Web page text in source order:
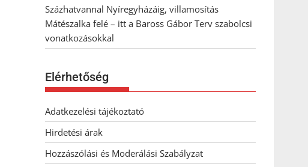
Százhatvannal Nyíregyházáig, villamosítás
Mátészalka felé – itt a Baross Gábor Terv szabolcsi
vonatkozásokkal
Elérhetőség
Adatkezelési tájékoztató
Hirdetési árak
Hozzászólási és Moderálási Szabályzat